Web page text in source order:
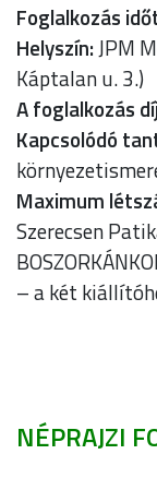
Foglalkozás
Helyszín:JPM
Káptalan u. 3.)
A foglalkozás
Kapcsolódó
Maximum
Szerecsen
– a két
NÉPRAJZI